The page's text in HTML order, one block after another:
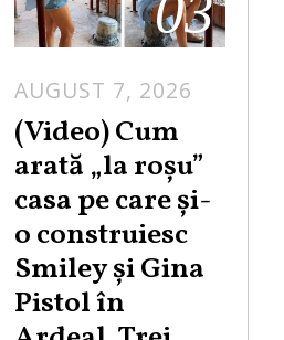
AUGUST 7, 2026
(Video) Cum
arată „la roşu”
casa pe care şi-
o construiesc
Smiley şi Gina
Pistol în